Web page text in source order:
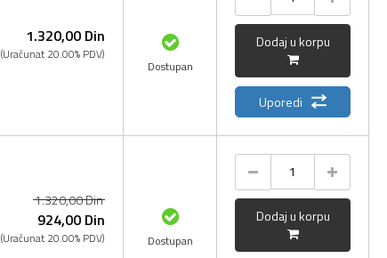
1.320,00 Din
(Uračunat 20.00% PDV)
Dostupan
Dodaj u korpu
Uporedi
1.320,00Din
924,00 Din
(Uračunat 20.00% PDV) Dostupan
Dodaj u korpu